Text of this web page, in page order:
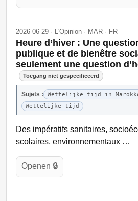
2026-06-29 · L'Opinion · MAR · FR
Heure d’hiver : Une
publique et de bienêtre
seulement une question
Toegang niet gespecificeerd
Sujets :
Wettelijke tijd in
Wettelijke tijd
Des impératifs sanitaires,
scolaires, environnementaux …
Openen 🔒